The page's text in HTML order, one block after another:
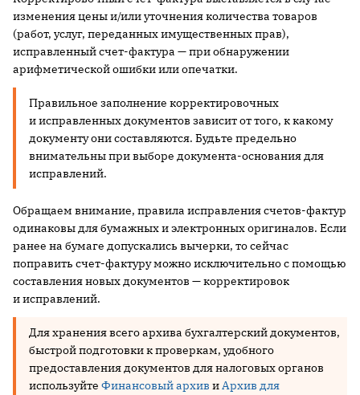
изменения цены и/или уточнения количества товаров
(работ, услуг, переданных имущественных прав),
исправленный счет-фактура — при обнаружении
арифметической ошибки или опечатки.
Правильное заполнение корректировочных
и исправленных документов зависит от того, к какому
документу они составляются. Будьте предельно
внимательны при выборе документа-основания для
исправлений.
Обращаем внимание, правила исправления счетов-фактур
одинаковы для бумажных и электронных оригиналов. Если
ранее на бумаге допускались вычерки, то сейчас
поправить счет-фактуру можно исключительно с помощью
составления новых документов — корректировок
и исправлений.
Для хранения всего архива бухгалтерский документов,
быстрой подготовки к проверкам, удобного
предоставления документов для налоговых органов
используйте Финансовый архив иАрхив для